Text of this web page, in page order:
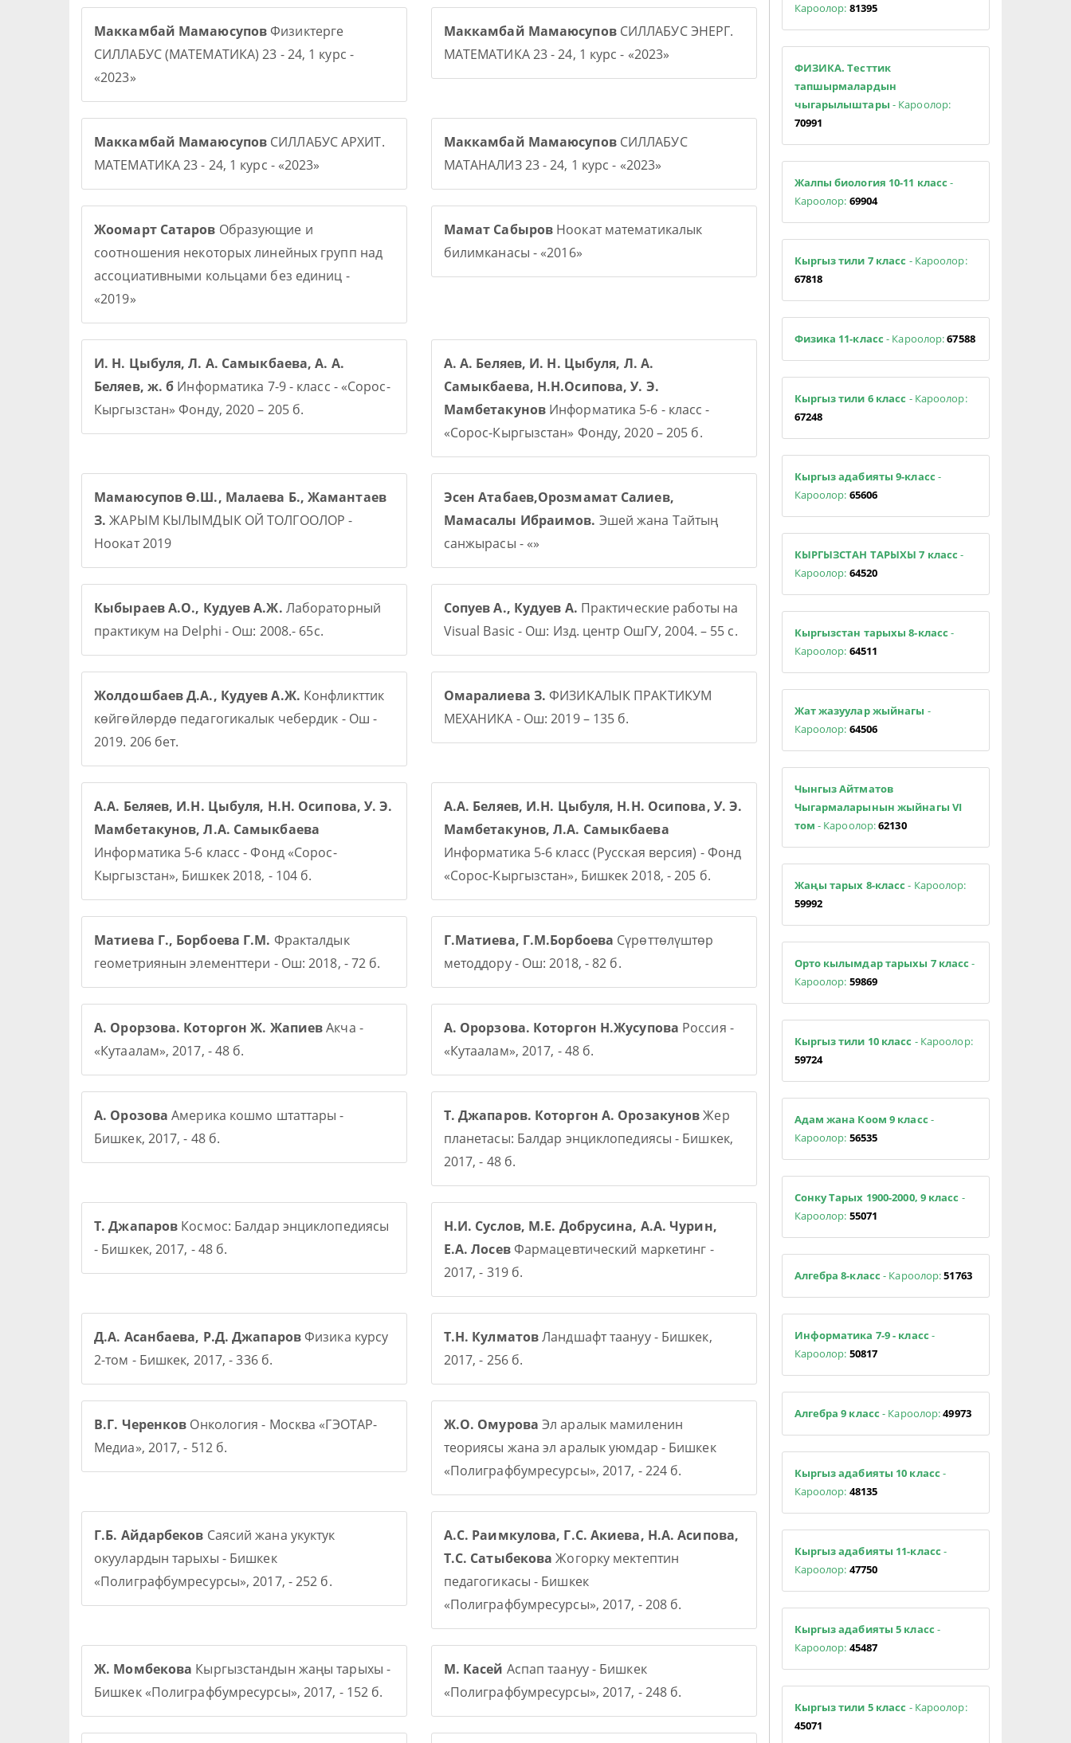
Маккамбай МамаюсуповФизиктерге
СИЛЛАБУС (МАТЕМАТИКА) 23 - 24, 1 курс -
«2023»
Маккамбай МамаюсуповСИЛЛАБУС ЭНЕРГ.
МАТЕМАТИКА 23 - 24, 1 курс - «2023»
Маккамбай Мамаюсупов СИЛЛАБУС АРХИТ.
МАТЕМАТИКА 23 - 24, 1 курс - «2023»
Маккамбай МамаюсуповСИЛЛАБУС
МАТАНАЛИЗ 23 - 24, 1 курс - «2023»
Жоомарт Сатаров Образующие и
соотношения некоторых линейных групп над
ассоциативными кольцами без единиц -
«2019»
Мамат Сабыров Ноокат математикалык
билимканасы - «2016»
И. Н. Цыбуля, Л. А. Самыкбаева, А. А.
Беляев, ж. б Информатика 7-9 - класс - «Сорос-
Кыргызстан» Фонду, 2020 – 205 б.
А. А. Беляев, И. Н. Цыбуля, Л. А.
Самыкбаева, Н.Н.Осипова, У. Э.
МамбетакуновИнформатика 5-6 - класс -
«Сорос-Кыргызстан» Фонду, 2020 – 205 б.
Мамаюсупов Ө.Ш., Малаева Б., Жамантаев
З. ЖАРЫМ КЫЛЫМДЫК ОЙ ТОЛГООЛОР -
Ноокат 2019
Эсен Атабаев,Орозмамат Салиев,
Мамасалы Ибраимов. Эшей жана Тайтың
санжырасы - «»
Кыбыраев А.О., Кудуев А.Ж. Лабораторный
практикум на Delphi - Ош: 2008.- 65с.
Сопуев А., Кудуев А. Практические работы на
Visual Basic - Ош: Изд. центр ОшГУ, 2004. – 55 с.
Жолдошбаев Д.А., Кудуев А.Ж. Конфликттик
көйгөйлөрдө педагогикалык чебердик - Ош -
2019. 206 бет.
Омаралиева З. ФИЗИКАЛЫК ПРАКТИКУМ
МЕХАНИКА - Ош: 2019 – 135 б.
А.А. Беляев, И.Н. Цыбуля, Н.Н. Осипова, У. Э.
Мамбетакунов, Л.А. Самыкбаева
Информатика 5-6 класс - Фонд «Сорос-
Кыргызстан», Бишкек 2018, - 104 б.
А.А. Беляев, И.Н. Цыбуля, Н.Н. Осипова, У. Э.
Мамбетакунов, Л.А. Самыкбаева
Информатика 5-6 класс (Русская версия) - Фонд
«Сорос-Кыргызстан», Бишкек 2018, - 205 б.
Матиева Г., Борбоева Г.М. Фракталдык
геометриянын элементтери - Ош: 2018, - 72 б.
Г.Матиева, Г.М.Борбоева Сүрөттөлүштөр
методдору - Ош: 2018, - 82 б.
А. Орорзова. Которгон Ж. ЖапиевАкча -
«Кутаалам», 2017, - 48 б.
А. Орорзова. Которгон Н.Жусупова Россия -
«Кутаалам», 2017, - 48 б.
А. Орозова Америка кошмо штаттары -
Бишкек, 2017, - 48 б.
Т. Джапаров. Которгон А. ОрозакуновЖер
планетасы: Балдар энциклопедиясы - Бишкек,
2017, - 48 б.
Т. Джапаров Космос: Балдар энциклопедиясы
- Бишкек, 2017, - 48 б.
Н.И. Суслов, М.Е. Добрусина, А.А. Чурин,
Е.А. ЛосевФармацевтический маркетинг -
2017, - 319 б.
Д.А. Асанбаева, Р.Д. ДжапаровФизика курсу
2-том - Бишкек, 2017, - 336 б.
Т.Н. КулматовЛандшафт таануу - Бишкек,
2017, - 256 б.
В.Г. Черенков Онкология - Москва «ГЭОТАР-
Медиа», 2017, - 512 б.
Ж.О. Омурова Эл аралык мамиленин
теориясы жана эл аралык уюмдар - Бишкек
«Полиграфбумресурсы», 2017, - 224 б.
Г.Б. Айдарбеков Саясий жана укуктук
окуулардын тарыхы - Бишкек
«Полиграфбумресурсы», 2017, - 252 б.
А.С. Раимкулова, Г.С. Акиева, Н.А. Асипова,
Т.С. Сатыбекова Жогорку мектептин
педагогикасы - Бишкек
«Полиграфбумресурсы», 2017, - 208 б.
Ж. Момбекова Кыргызстандын жаңы тарыхы -
Бишкек «Полиграфбумресурсы», 2017, - 152 б.
М. Касей Аспап таануу - Бишкек
«Полиграфбумресурсы», 2017, - 248 б.
Кароолор: 81395
ФИЗИКА. Тесттик
тапшырмалардын
чыгарылыштары - Кароолор:
70991
Жалпы биология 10-11 класс -
Кароолор: 69904
Кыргыз тили 7 класс - Кароолор:
67818
Физика 11-класс - Кароолор:67588
Кыргыз тили 6 класс - Кароолор:
67248
Кыргыз адабияты 9-класс -
Кароолор: 65606
КЫРГЫЗСТАН ТАРЫХЫ 7 класс -
Кароолор: 64520
Кыргызстан тарыхы 8-класс -
Кароолор: 64511
Жат жазуулар жыйнагы -
Кароолор: 64506
Чынгыз Айтматов
Чыгармаларынын жыйнагы VI
том - Кароолор:62130
Жаңы тарых 8-класс - Кароолор:
59992
Орто кылымдар тарыхы 7 класс-
Кароолор: 59869
Кыргыз тили 10 класс - Кароолор:
59724
Адам жана Коом 9 класс -
Кароолор: 56535
Сонку Тарых 1900-2000, 9 класс -
Кароолор: 55071
Алгебра 8-класс - Кароолор:51763
Информатика 7-9 - класс -
Кароолор: 50817
Алгебра 9 класс- Кароолор:49973
Кыргыз адабияты 10 класс -
Кароолор: 48135
Кыргыз адабияты 11-класс -
Кароолор: 47750
Кыргыз адабияты 5 класс -
Кароолор: 45487
Кыргыз тили 5 класс - Кароолор:
45071